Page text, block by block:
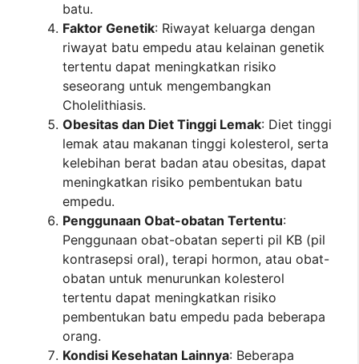
batu.
Faktor Genetik: Riwayat keluarga dengan
riwayat batu empedu atau kelainan genetik
tertentu dapat meningkatkan risiko
seseorang untuk mengembangkan
Cholelithiasis.
Obesitas dan Diet Tinggi Lemak: Diet tinggi
lemak atau makanan tinggi kolesterol, serta
kelebihan berat badan atau obesitas, dapat
meningkatkan risiko pembentukan batu
empedu.
Penggunaan Obat-obatan Tertentu:
Penggunaan obat-obatan seperti pil KB (pil
kontrasepsi oral), terapi hormon, atau obat-
obatan untuk menurunkan kolesterol
tertentu dapat meningkatkan risiko
pembentukan batu empedu pada beberapa
orang.
Kondisi Kesehatan Lainnya: Beberapa